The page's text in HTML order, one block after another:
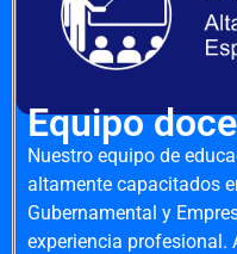
Equipo
Nuestro equipo de
altamente capacitados
Gubernamental y
experiencia profesional.